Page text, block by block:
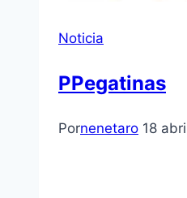
Noticia
PPegatinas
Pornenetaro 18